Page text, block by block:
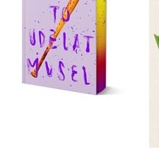
Velikovsky
Do košíku